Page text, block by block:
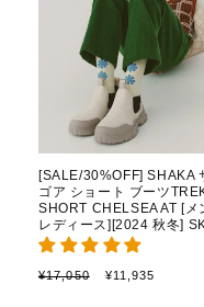
[SALE/30%OFF] SHAKA
ゴア ショート ブーツ
SHORT CHELSEA AT [メ
レディース][2024 秋冬]
通
¥17,050
セ
¥11,935